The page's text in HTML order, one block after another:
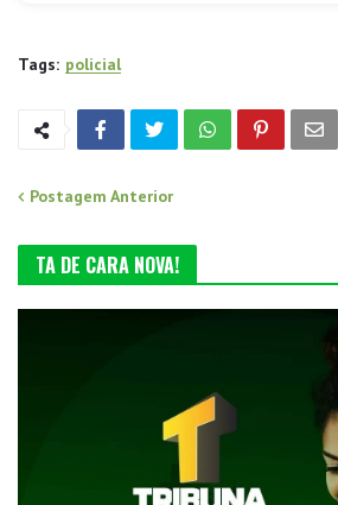
Tags: policial
Postagem Anterior
TA DE CARA NOVA!